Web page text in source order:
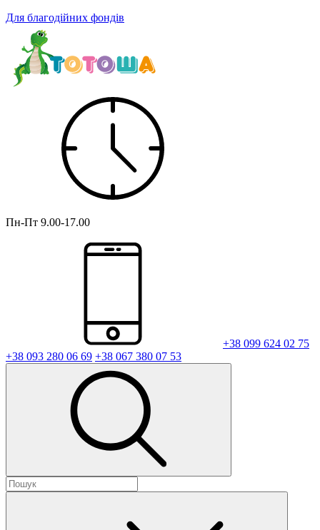
Для благодійних фондів
Пн-Пт 9.00-17.00
+38 099 624 02 75
+38 093 280 06 69 +38 067 380 07 53